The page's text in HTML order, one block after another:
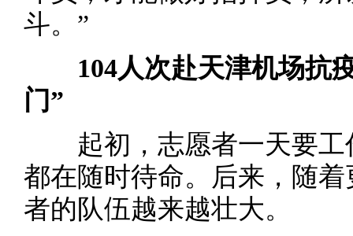
斗。”
104人次赴天津机场抗
门”
起初，志愿者一天要工
都在随时待命。后来，随
者的队伍越来越壮大。